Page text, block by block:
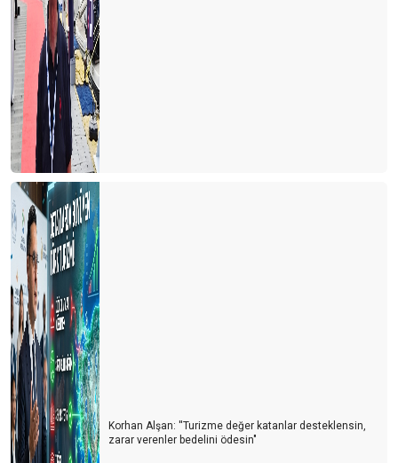
Korhan Alşan: ''Turizme değer katanlar desteklensin,
zarar verenler bedelini ödesin"